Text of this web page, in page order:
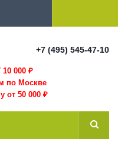
+7 (495) 545-47-10
000₽
по Москве
от 50 000 ₽